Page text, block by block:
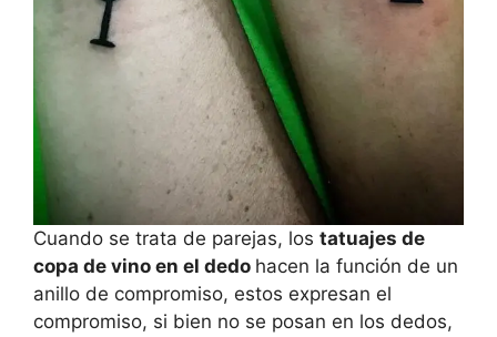
Cuando se trata de parejas, los tatuajes de
copa de vino en el dedo hacen la función de un
anillo de compromiso, estos expresan el
compromiso, si bien no se posan en los dedos,